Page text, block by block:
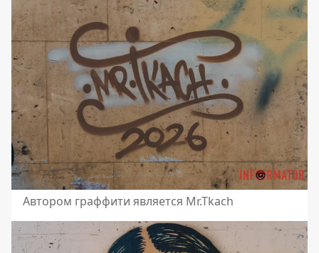
Автором граффити является Mr.Tkach